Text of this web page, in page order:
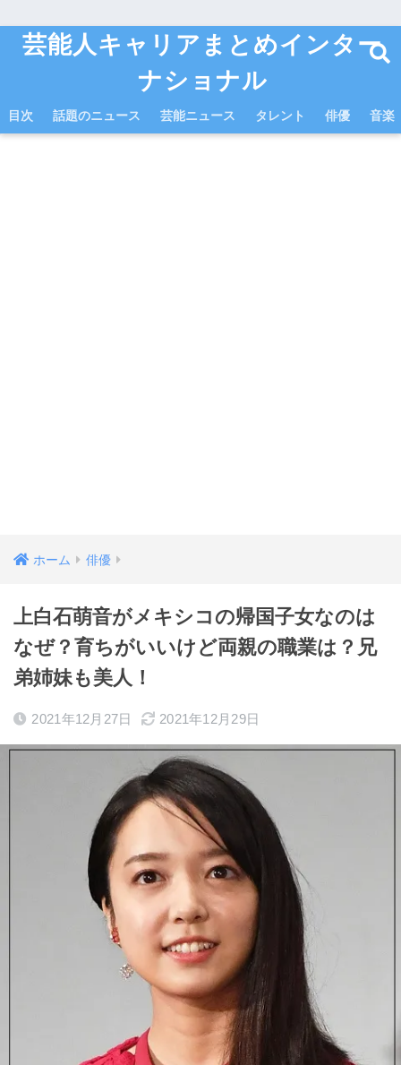
芸能人キャリアまとめインター
ナショナル
目次 話題のニュース 芸能ニュース タレント 俳優 音楽
ホーム 俳優
上白石萌音がメキシコの帰国子女なのは
なぜ？育ちがいいけど両親の職業は？兄
弟姉妹も美人！
2021年12月27日 2021年12月29日